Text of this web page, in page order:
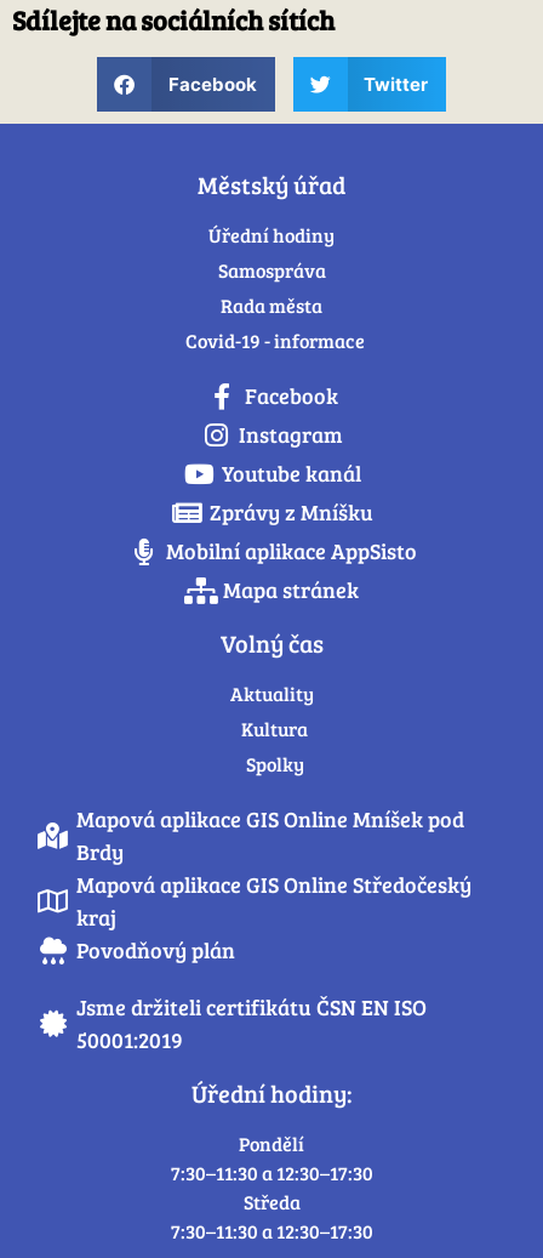
Sdílejte na sociálních sítích
Facebook Twitter
Městský úřad
Úřední hodiny
Samospráva
Rada města
Covid-19 - informace
Facebook
Instagram
Youtube kanál
Zprávy z Mníšku
Mobilní aplikace AppSisto
Mapa stránek
Volný čas
Aktuality
Kultura
Spolky
Mapová aplikace GIS Online Mníšek pod
Brdy
Mapová aplikace GIS Online Středočeský
kraj
Povodňový plán
Jsme držiteli certifikátu ČSN EN ISO
50001:2019
Úřední hodiny:
Pondělí
7:30–11:30 a 12:30–17:30
Středa
7:30–11:30 a 12:30–17:30